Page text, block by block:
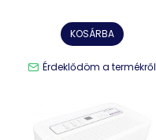
KOSÁRBA
Érdeklődöm a termékről